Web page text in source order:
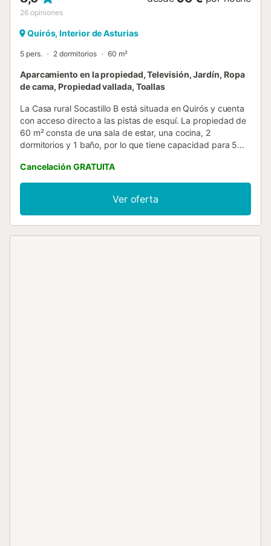
26 opiniones
Quirós, Interior de Asturias
5 pers. 2 dormitorios 60 m²
Aparcamiento en la propiedad, Televisión, Jardín, Ropa
de cama, Propiedad vallada, Toallas
La Casa rural Socastillo B está situada en Quirós y cuenta
con acceso directo a las pistas de esquí. La propiedad de
60 m² consta de una sala de estar, una cocina, 2
dormitorios y 1 baño, por lo que tiene capacidad para 5
lavadora. Este alquiler vacacional cuenta con un espacio
exterior privado con jardín y barbacoa. hay 2 plazas de
parking disponibles en la propiedad. Se permite un
máximo de 2 mascotas. No se permite fumar ni celebrar
eventos. Este inmueble no dispone de aire acondicionado
Cancelación GRATUITA
Ver oferta